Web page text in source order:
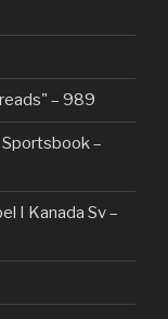
– 989
–
I Kanada Sv –